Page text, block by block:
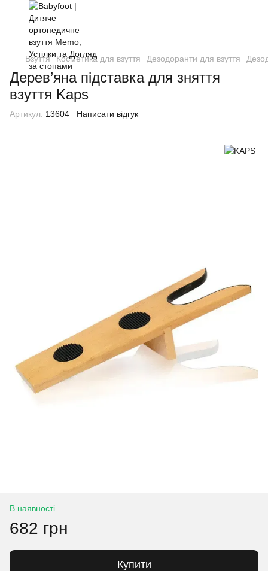
Взуття Косметика для взуття Дезодоранти для взуття
Дерев’яна підставка для зняття
взуття Kaps
Артикул: 13604 Написати відгук
В наявності
682 грн
Купити